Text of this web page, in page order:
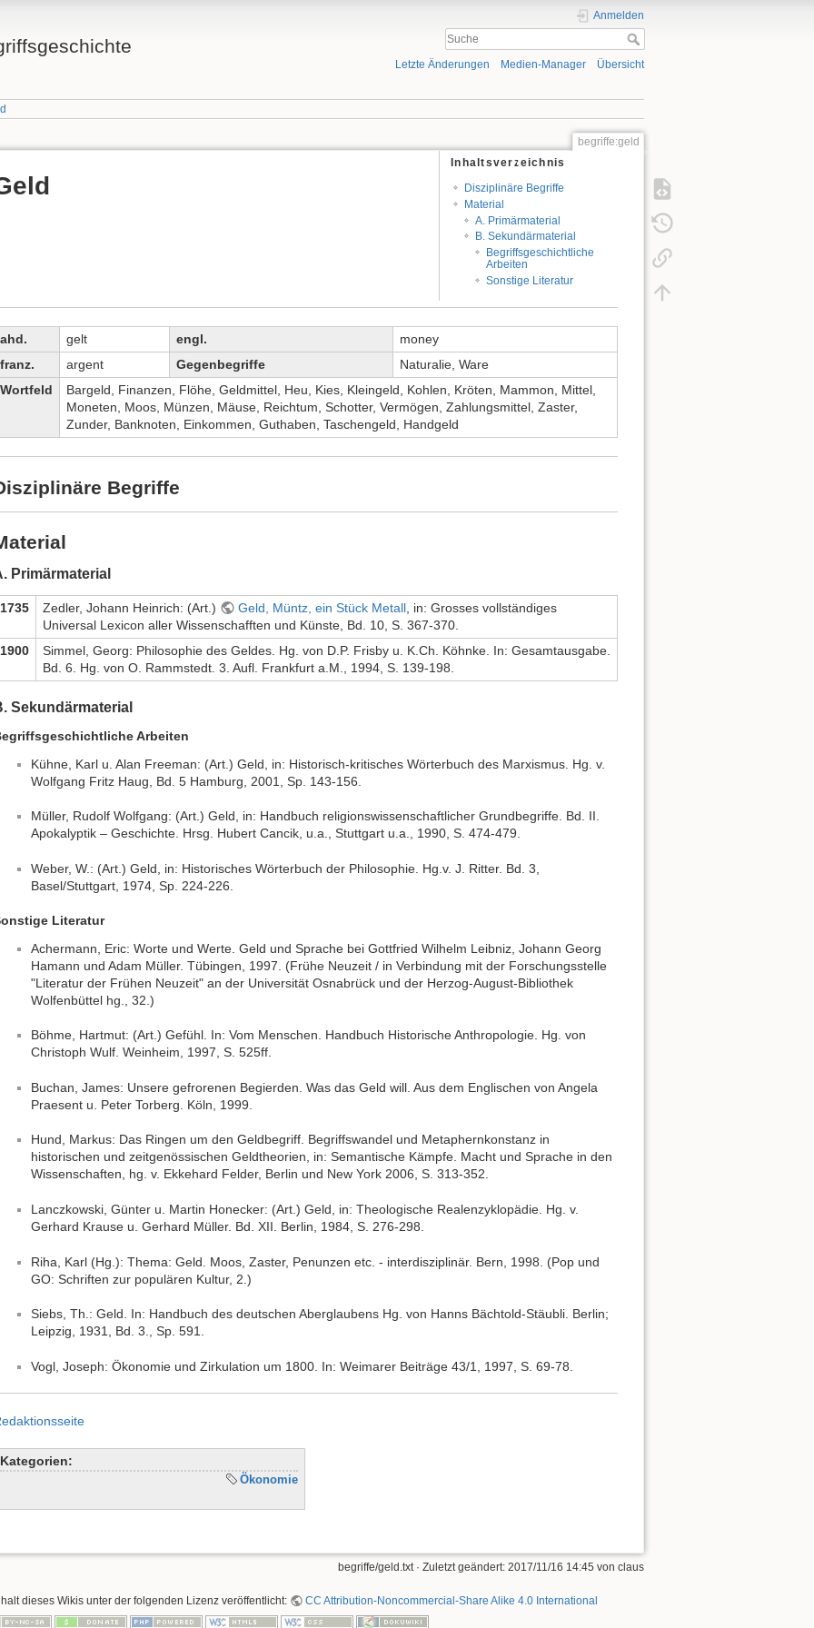
Anmelden
Letzte Änderungen Medien-Manager Übersicht
begriffe:geld
Inhaltsverzeichnis
Disziplinäre Begriffe
Material
A. Primärmaterial
B. Sekundärmaterial
Begriffsgeschichtliche
Arbeiten
Sonstige Literatur
ahd. gelt engl.
money
franz.
argent Gegenbegriffe
Naturalie, Ware
Wortfeld
Bargeld, Finanzen, Flöhe, Geldmittel, Heu, Kies, Kleingeld, Kohlen, Kröten, Mammon, Mittel,
Moneten, Moos, Münzen, Mäuse, Reichtum, Schotter, Vermögen, Zahlungsmittel, Zaster,
Zunder, Banknoten, Einkommen, Guthaben, Taschengeld, Handgeld
Begriffe
Primärmaterial
1735 Zedler, Johann Heinrich: (Art.) Geld, Müntz, ein Stück Metall, in: Grosses vollständiges
Universal Lexicon aller Wissenschafften und Künste, Bd. 10, S. 367-370.
1900
Simmel, Georg: Philosophie des Geldes. Hg. von D.P. Frisby u. K.Ch. Köhnke. In: Gesamtausgabe.
Bd. 6. Hg. von O. Rammstedt. 3. Aufl. Frankfurt a.M., 1994, S. 139-198.
Sekundärmaterial
Arbeiten
Kühne, Karl u. Alan Freeman: (Art.) Geld, in: Historisch-kritisches Wörterbuch des Marxismus. Hg. v.
Wolfgang Fritz Haug, Bd. 5 Hamburg, 2001, Sp. 143-156.
Müller, Rudolf Wolfgang: (Art.) Geld, in: Handbuch religionswissenschaftlicher Grundbegriffe. Bd. II.
Apokalyptik – Geschichte. Hrsg. Hubert Cancik, u.a., Stuttgart u.a., 1990, S. 474-479.
Weber, W.: (Art.) Geld, in: Historisches Wörterbuch der Philosophie. Hg.v. J. Ritter. Bd. 3,
Basel/Stuttgart, 1974, Sp. 224-226.
Literatur
Achermann, Eric: Worte und Werte. Geld und Sprache bei Gottfried Wilhelm Leibniz, Johann Georg
Hamann und Adam Müller. Tübingen, 1997. (Frühe Neuzeit / in Verbindung mit der Forschungsstelle
"Literatur der Frühen Neuzeit" an der Universität Osnabrück und der Herzog-August-Bibliothek
Wolfenbüttel hg., 32.)
Böhme, Hartmut: (Art.) Gefühl. In: Vom Menschen. Handbuch Historische Anthropologie. Hg. von
Christoph Wulf. Weinheim, 1997, S. 525ff.
Buchan, James: Unsere gefrorenen Begierden. Was das Geld will. Aus dem Englischen von Angela
Praesent u. Peter Torberg. Köln, 1999.
Hund, Markus: Das Ringen um den Geldbegriff. Begriffswandel und Metaphernkonstanz in
historischen und zeitgenössischen Geldtheorien, in: Semantische Kämpfe. Macht und Sprache in den
Wissenschaften, hg. v. Ekkehard Felder, Berlin und New York 2006, S. 313-352.
Lanczkowski, Günter u. Martin Honecker: (Art.) Geld, in: Theologische Realenzyklopädie. Hg. v.
Gerhard Krause u. Gerhard Müller. Bd. XII. Berlin, 1984, S. 276-298.
Riha, Karl (Hg.): Thema: Geld. Moos, Zaster, Penunzen etc. - interdisziplinär. Bern, 1998. (Pop und
GO: Schriften zur populären Kultur, 2.)
Siebs, Th.: Geld. In: Handbuch des deutschen Aberglaubens Hg. von Hanns Bächtold-Stäubli. Berlin;
Leipzig, 1931, Bd. 3., Sp. 591.
Vogl, Joseph: Ökonomie und Zirkulation um 1800. In: Weimarer Beiträge 43/1, 1997, S. 69-78.
Kategorien:
Ökonomie
begriffe/geld.txt· Zuletzt geändert: 2017/11/16 14:45 von claus
dieses Wikis unter der folgenden Lizenz veröffentlicht: CC Attribution-Noncommercial-Share Alike 4.0 International